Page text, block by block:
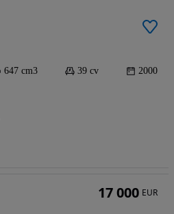
647 cm3 39 cv 2000
17 000 EUR